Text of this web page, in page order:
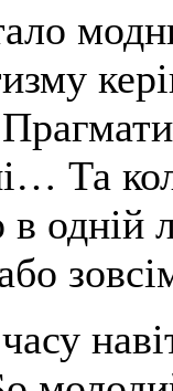
Та
в одній